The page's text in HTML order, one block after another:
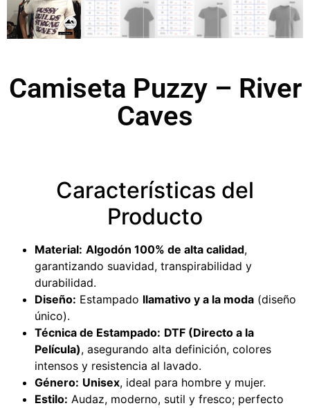
Camiseta Puzzy – River
Caves
Características del
Producto
Material: Algodón 100% de alta calidad,
garantizando suavidad, transpirabilidad y
durabilidad.
Diseño: Estampado llamativo y a la moda (diseño
único).
Técnica de Estampado: DTF (Directo a la
Película), asegurando alta definición, colores
intensos y resistencia al lavado.
Género: Unisex, ideal para hombre y mujer.
Estilo: Audaz, moderno, sutil y fresco; perfecto